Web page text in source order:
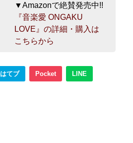
▼Amazonで絶賛発売中!!
『音楽愛 ONGAKU
LOVE』の詳細・購入は
こちらから
はてブ Pocket LINE